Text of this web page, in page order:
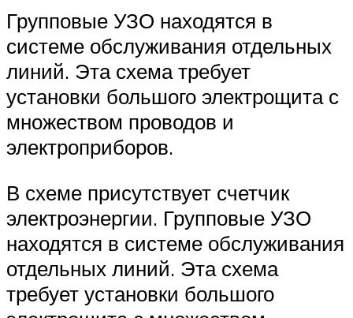
Групповые УЗО находятся в
системе обслуживания отдельных
линий. Эта схема требует
установки большого электрощита с
множеством проводов и
электроприборов.
В схеме присутствует счетчик
электроэнергии. Групповые УЗО
находятся в системе обслуживания
отдельных линий. Эта схема
требует установки большого